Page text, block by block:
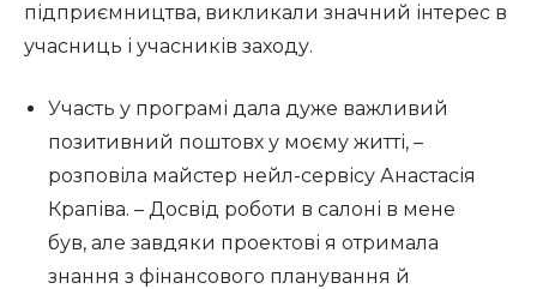
підприємництва, викликали значний інтерес в
учасниць і учасників заходу.
Участь у програмі дала дуже важливий
позитивний поштовх у моєму житті, –
розповіла майстер нейл-сервісу Анастасія
Крапіва. – Досвід роботи в салоні в мене
був, але завдяки проектові я отримала
знання з фінансового планування й